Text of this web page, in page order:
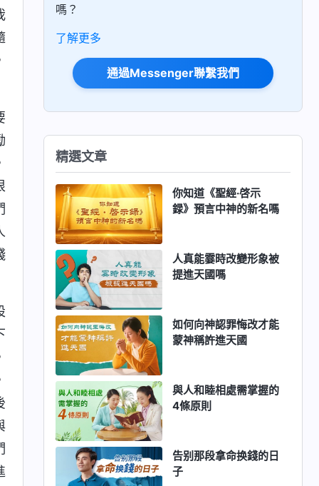
嗎？
了解更多
通過Messenger聯繫我們
精選文章
你知道《聖經·啓示
録》預言中神的新名嗎
人真能霎時改變形象被
提進天國嗎
如何向神認罪悔改才能
蒙神稱許進天國
與人和睦相處需掌握的
4條原則
告别那段拿命换錢的日
子